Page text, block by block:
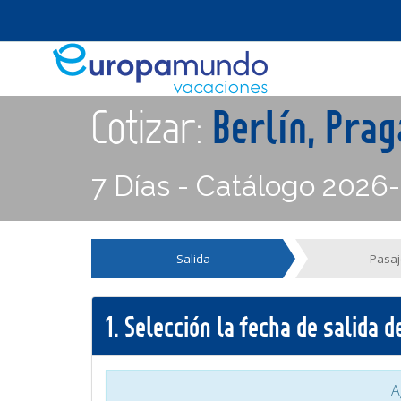
Cotizar: Berlín,
7 Días - Catálogo
Salida
1. Selección la fecha de salida